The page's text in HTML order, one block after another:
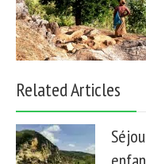
Related Articles